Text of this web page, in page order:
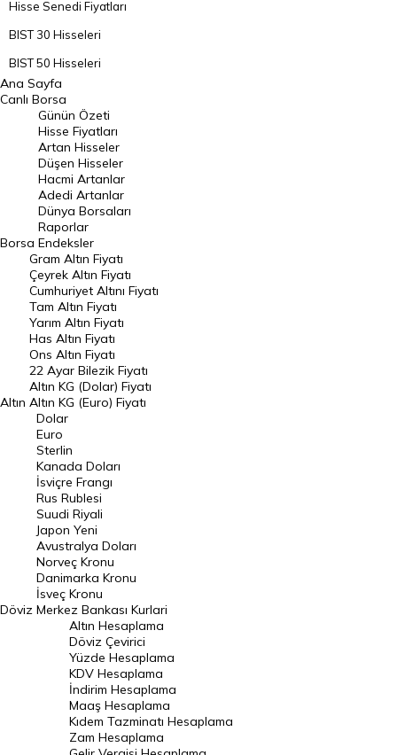
Hisse Senedi Fiyatları
BIST 30 Hisseleri
BIST 50 Hisseleri
BIST 100 Hisseleri
En Çok Artan Hisseler
En Çok Düşen Hisseler
Hacmi Artanlar
Geçmiş Kapanışlar
Dünya Borsaları
Raporlar
Endeksler
DÖVİZ
Döviz Kuru
Dolar Kuru
Euro Kuru
Pound Kuru
Frank Kuru
Riyal Kuru
Avustralya Doları
Danimarka Kronu Kuru
Kanada Doları Kuru
Norveç Kronu Kuru
İsveç Kronu Kuru
Japon Yeni Kuru
Serbest Piyasa Döviz Kurları
Merkez Bankası Döviz Kurları
Ana Sayfa
Canlı Borsa
Borsa
Günün Özeti
Hisse Fiyatları
Artan Hisseler
Düşen Hisseler
Hacmi Artanlar
Adedi Artanlar
Dünya Borsaları
Raporlar
Endeksler
Altın
Gram Altın Fiyatı
Çeyrek Altın Fiyatı
Cumhuriyet Altını Fiyatı
Tam Altın Fiyatı
Yarım Altın Fiyatı
Has Altın Fiyatı
Ons Altın Fiyatı
22 Ayar Bilezik Fiyatı
Altın KG (Dolar) Fiyatı
Altın KG (Euro) Fiyatı
Döviz
Dolar
Euro
Sterlin
Kanada Doları
İsviçre Frangı
Rus Rublesi
Suudi Riyali
Japon Yeni
Avustralya Doları
Norveç Kronu
Danimarka Kronu
İsveç Kronu
Merkez Bankası Kurlari
Altın Hesaplama
Döviz Çevirici
Yüzde Hesaplama
KDV Hesaplama
İndirim Hesaplama
Maaş Hesaplama
Kıdem Tazminatı Hesaplama
Zam Hesaplama